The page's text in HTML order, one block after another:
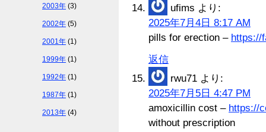
ufims より:
2025年7月4日 8:17 AM
pills for erection – https://
返信
rwu71 より:
2025年7月5日 4:47 PM
amoxicillin cost – https://
without prescription
2003年 (3)
2002年 (5)
2001年 (1)
1999年 (1)
1992年 (1)
1987年 (1)
2013年 (4)